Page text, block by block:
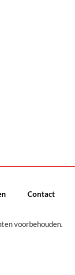
Contact
voorbehouden.